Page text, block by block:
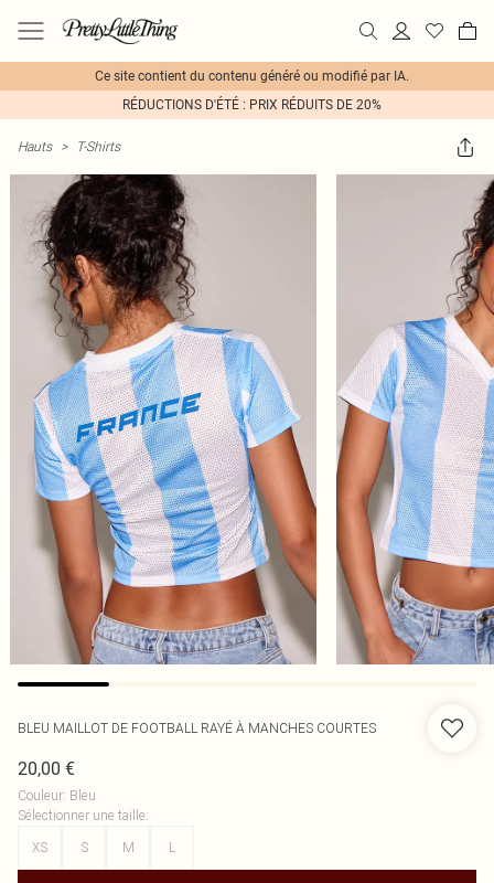
Ce site contient du contenu généré ou modifié par IA.
RÉDUCTIONS D'ÉTÉ : PRIX RÉDUITS DE 20%
Hauts > T-Shirts
BLEU MAILLOT DE FOOTBALL RAYÉ À MANCHES COURTES
20,00 €
Couleur: Bleu
Sélectionner une taille:
XS
S M L